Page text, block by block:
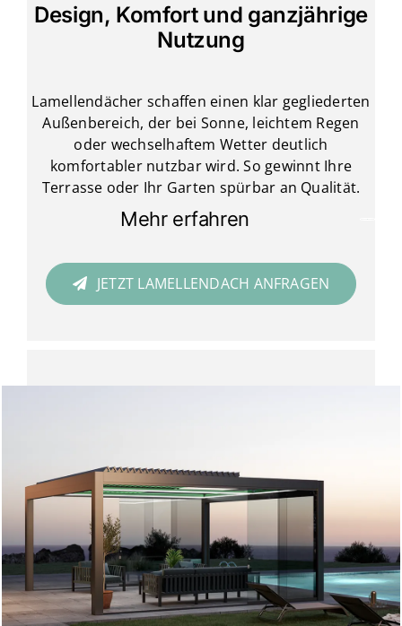
Design, Komfort und ganzjährige
Nutzung
Lamellendächer schaffen einen klar gegliederten
Außenbereich, der bei Sonne, leichtem Regen
oder wechselhaftem Wetter deutlich
komfortabler nutzbar wird. So gewinnt Ihre
Terrasse oder Ihr Garten spürbar an Qualität.
Mehr erfahren
JETZT LAMELLENDACH ANFRAGEN